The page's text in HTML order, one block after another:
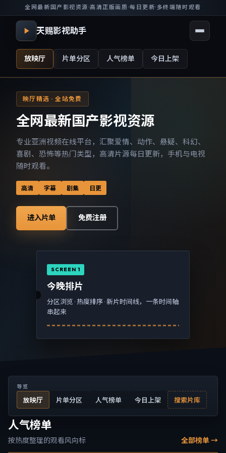
全网最新国产影视资源·高清正版画质·每日更新· 多终端随时观看
天赐影视助手
放映厅 片单分区 人气榜单 今日上架
映厅精选 · 全站免费
全网最新国产影视资源
专业亚洲视频在线平台，汇聚爱情、动作、悬疑、科幻、
喜剧、恐怖等热门类型，高清片源每日更新，手机与电视
随时观看。
高清 字幕 剧集 日更
进入片单 免费注册
SCREEN 1
今晚排片
分区浏览 · 热度排序 · 新片时间线，一条时间轴
串起来
导览
放映厅 片单分区 人气榜单 今日上架 搜索片库
人气榜单
按热度整理的观看风向标 全部榜单 →